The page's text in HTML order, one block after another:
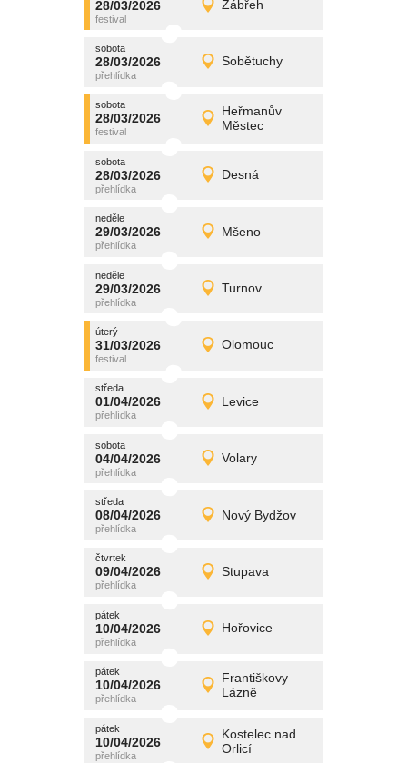
28/03/2026 Zábřeh
sobota
28/03/2026 Detail
sobota
28/03/2026 Sobětuchy
sobota
28/03/2026 Detail
promítání
sobota
28/03/2026
Heřmanův
Městec
sobota
28/03/2026 Detail
promítání
sobota
28/03/2026 Desná
sobota
28/03/2026 Detail
promítání
neděle
29/03/2026 Mšeno
neděle
29/03/2026 Detail
promítání
neděle
29/03/2026 Turnov
neděle
29/03/2026 Detail
promítání
úterý
31/03/2026 Olomouc
úterý
31/03/2026 Detail
promítání
středa
01/04/2026 Levice
středa
01/04/2026 Detail
promítání
sobota
04/04/2026 Volary
sobota
04/04/2026 Detail
promítání
středa
08/04/2026 Nový Bydžov
středa
08/04/2026 Detail
promítání
čtvrtek
09/04/2026 Stupava
čtvrtek
09/04/2026 Detail
promítání
pátek
10/04/2026 Hořovice
pátek
10/04/2026 Detail
promítání
pátek
10/04/2026
Františkovy
Lázně
pátek
10/04/2026 Detail
promítání
pátek
10/04/2026
Kostelec nad
Orlicí
pátek
10/04/2026 Detail
promítání